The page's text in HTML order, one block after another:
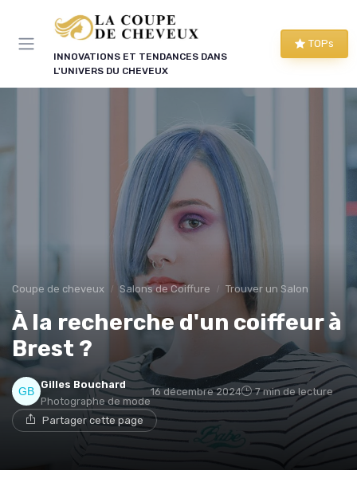
INNOVATIONS ET TENDANCES DANS
L'UNIVERS DU CHEVEUX
TOPs
Coupe de cheveux Salons de Coiffure Trouver un Salon
À la recherche d'un coiffeur à
Brest ?
Gilles Bouchard
Photographe de mode
16 décembre 2024 7 min de lecture
Partager cette page